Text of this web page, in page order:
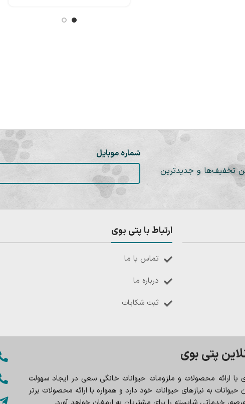
تخفیف‌ها و جدیدترین
شماره موبایل
ارتباط با پتی بوی
تماس با ما
درباره ما
ثبت شکایات
پتی بوی
با ارائه محصولات و ملزومات حیوانات خانگی سعی در ایجاد سهولت
به نیازهای حیوانات خود دارد و همواره با ارائه محصولات برتر